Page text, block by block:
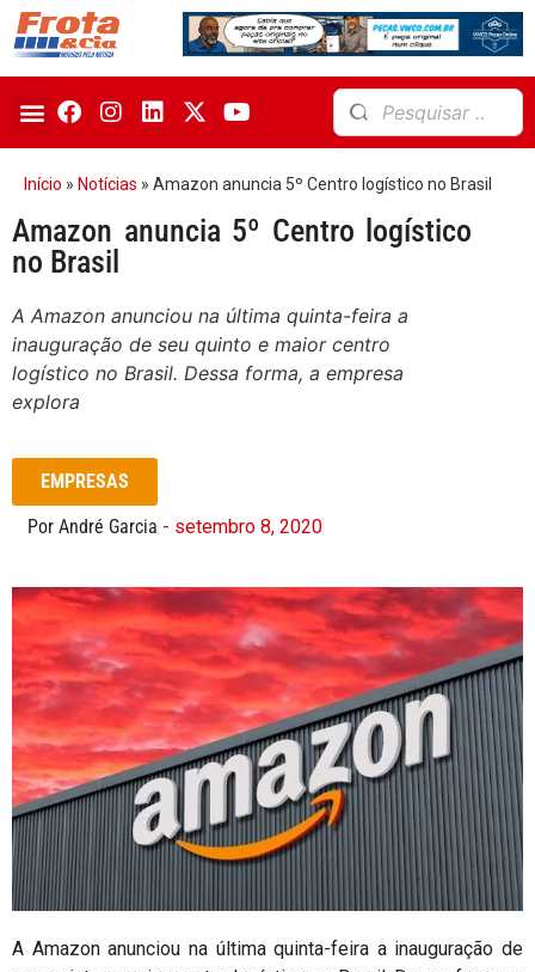
Início » Notícias » Amazon anuncia 5º Centro logístico no Brasil
Amazon anuncia 5º Centro logístico
no Brasil
A Amazon anunciou na última quinta-feira a
inauguração de seu quinto e maior centro
logístico no Brasil. Dessa forma, a empresa
explora
EMPRESAS
Por André Garcia - setembro 8, 2020
A Amazon anunciou na última quinta-feira a inauguração de